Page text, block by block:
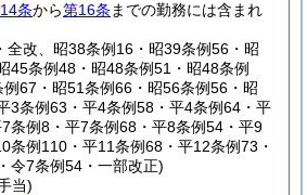
条から第16条 までの勤務には含まれ
全改、昭38条例16・昭39条例56・昭
45条例48・昭48条例51・昭48条例
例67・昭51条例66・昭56条例56・昭
3条例63・平4条例58・平4条例64・平
条例8・平7条例68・平8条例54・平9
条例110・平11条例68・平12条例73・
令7条例54・一部改正)
当)